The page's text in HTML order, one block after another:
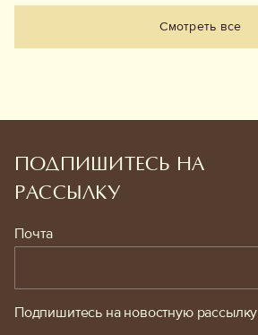
Смотреть все
ПОДПИШИТЕСЬ НА
РАССЫЛКУ
Почта
Подпишитесь на новостную рассылку